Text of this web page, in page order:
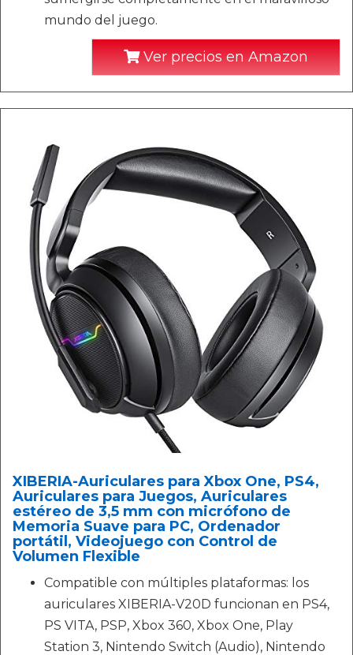
mundo del juego.
Ver precios en Amazon
XIBERIA-Auriculares para Xbox One, PS4,
Auriculares para Juegos, Auriculares
estéreo de 3,5 mm con micrófono de
Memoria Suave para PC, Ordenador
portátil, Videojuego con Control de
Volumen Flexible
Compatible con múltiples plataformas: los
auriculares XIBERIA-V20D funcionan en PS4,
PS VITA, PSP, Xbox 360, Xbox One, Play
Station 3, Nintendo Switch (Audio), Nintendo